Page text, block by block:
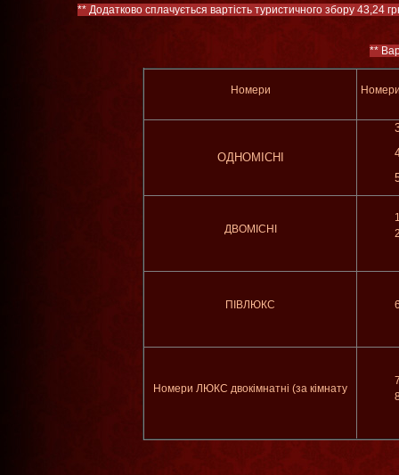
** Додатково сплачується вартість туристичного збору 43,24
**
Номери
ОДНОМІСНІ
ДВОМІСНІ
ПІВЛЮКС
Номери ЛЮКС двокімнатні (за кімнату